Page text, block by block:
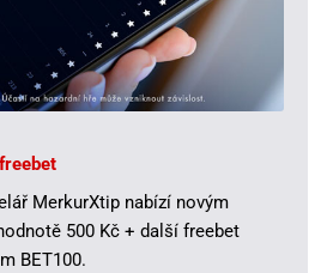
MerkurXtip nabízí novým
500 Kč + další freebet
BET100.